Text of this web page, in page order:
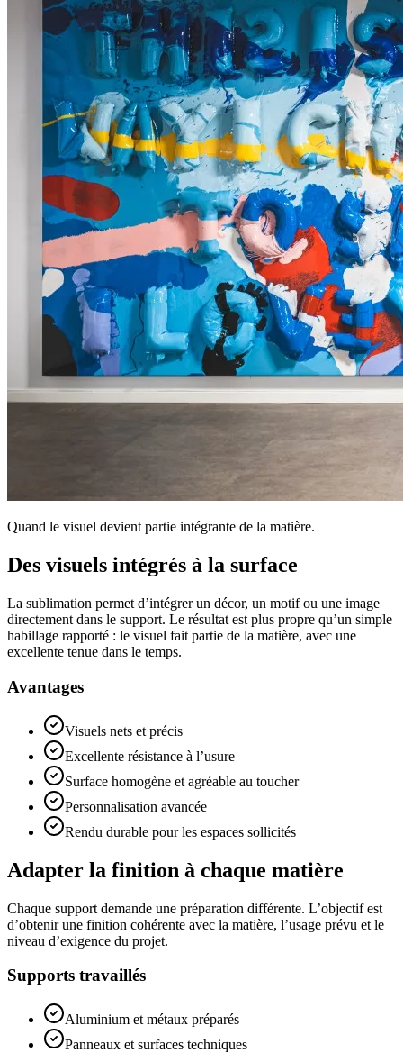
Quand le visuel devient partie intégrante de la matière.
Des visuels intégrés à la surface
La sublimation permet d’intégrer un décor, un motif ou une image
directement dans le support. Le résultat est plus propre qu’un simple
habillage rapporté : le visuel fait partie de la matière, avec une
excellente tenue dans le temps.
Avantages
Visuels nets et précis
Excellente résistance à l’usure
Surface homogène et agréable au toucher
Personnalisation avancée
Rendu durable pour les espaces sollicités
Adapter la finition à chaque matière
Chaque support demande une préparation différente. L’objectif est
d’obtenir une finition cohérente avec la matière, l’usage prévu et le
niveau d’exigence du projet.
Supports travaillés
Aluminium et métaux préparés
Panneaux et surfaces techniques